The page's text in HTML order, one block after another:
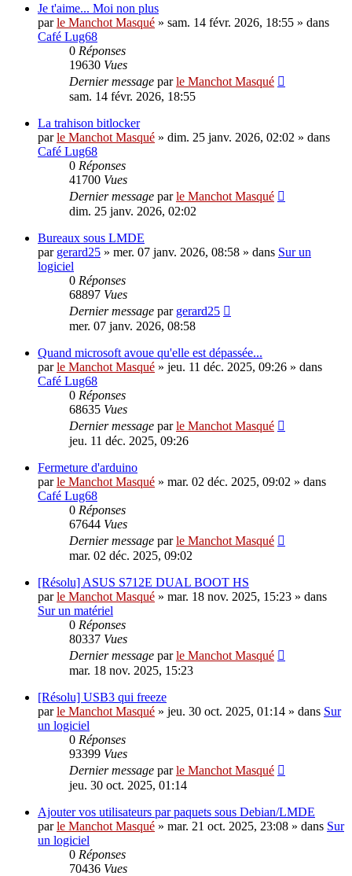
Je t'aime... Moi non plus
parle Manchot Masqué » sam. 14 févr. 2026, 18:55 » dans
Café Lug68
0 Réponses
19630 Vues
Dernier message parle Manchot Masqué
sam. 14 févr. 2026, 18:55
La trahison bitlocker
parle Manchot Masqué » dim. 25 janv. 2026, 02:02 » dans
Café Lug68
0 Réponses
41700 Vues
Dernier message parle Manchot Masqué
dim. 25 janv. 2026, 02:02
Bureaux sous LMDE
par gerard25 » mer. 07 janv. 2026, 08:58 » dans Sur un
logiciel
0 Réponses
68897 Vues
Dernier message par gerard25
mer. 07 janv. 2026, 08:58
Quand microsoft avoue qu'elle est dépassée...
parle Manchot Masqué » jeu. 11 déc. 2025, 09:26 » dans
Café Lug68
0 Réponses
68635 Vues
Dernier message parle Manchot Masqué
jeu. 11 déc. 2025, 09:26
Fermeture d'arduino
parle Manchot Masqué » mar. 02 déc. 2025, 09:02 » dans
Café Lug68
0 Réponses
67644 Vues
Dernier message parle Manchot Masqué
mar. 02 déc. 2025, 09:02
[Résolu] ASUS S712E DUAL BOOT HS
parle Manchot Masqué » mar. 18 nov. 2025, 15:23 » dans
Sur un matériel
0 Réponses
80337 Vues
Dernier message parle Manchot Masqué
mar. 18 nov. 2025, 15:23
[Résolu] USB3 qui freeze
parle Manchot Masqué » jeu. 30 oct. 2025, 01:14 » dans Sur
un logiciel
0 Réponses
93399 Vues
Dernier message parle Manchot Masqué
jeu. 30 oct. 2025, 01:14
Ajouter vos utilisateurs par paquets sous Debian/LMDE
parle Manchot Masqué » mar. 21 oct. 2025, 23:08 » dans Sur
un logiciel
0 Réponses
70436 Vues